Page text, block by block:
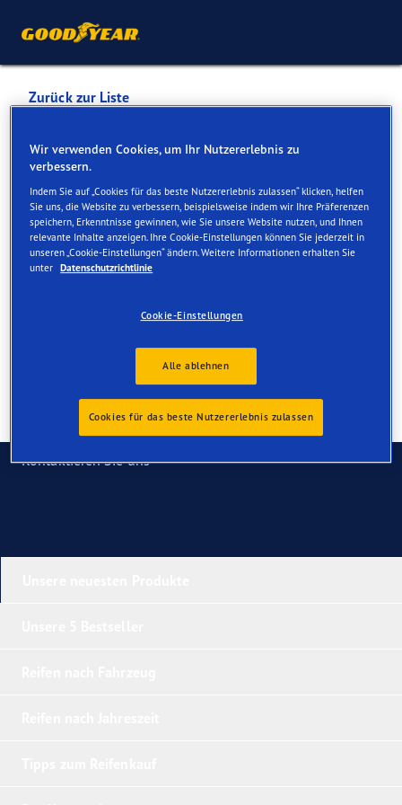
Zurück zur Liste
RAIFFEISEN LAGERHAUS
AMSTETTEN WERKSTÄTTE
ASCHBACH
Dienste online und vor Ort verfügbar
Serviceleistungen
Kontaktieren Sie uns
Wir verwenden Cookies, um Ihr Nutzererlebnis zu
verbessern.
Indem Sie auf „Cookies für das beste Nutzererlebnis zulassen“ klicken, helfen
Sie uns, die Website zu verbessern, beispielsweise indem wir Ihre Präferenzen
speichern, Erkenntnisse gewinnen, wie Sie unsere Website nutzen, und Ihnen
relevante Inhalte anzeigen. Ihre Cookie-Einstellungen können Sie jederzeit in
unseren „Cookie-Einstellungen“ ändern. Weitere Informationen erhalten Sie
unter Datenschutzrichtlinie
Cookie-Einstellungen
Alle ablehnen
Cookies für das beste Nutzererlebnis zulassen